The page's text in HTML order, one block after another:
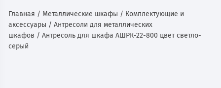
Главная / Металлические шкафы / Комплектующие и
аксессуары /Антресоли для металлических
шкафов / Антресоль для шкафа АШРК-22-800 цвет светло-
серый